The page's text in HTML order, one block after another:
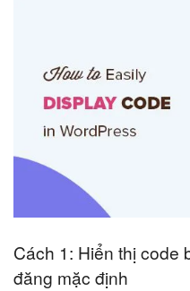
Cách 1: Hiển thị code
đăng mặc định